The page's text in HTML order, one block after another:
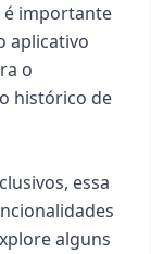
é importante
aplicativo
o
histórico de
essa
alguns